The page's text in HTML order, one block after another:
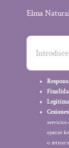
Elma
servicios
ejercer
o retirar